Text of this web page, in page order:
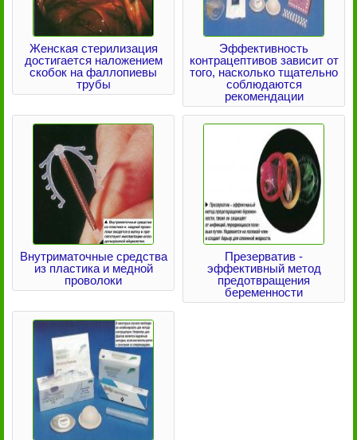
Женская стерилизация
достигается наложением
скобок на фаллопиевы
трубы
Эффективность
контрацептивов зависит от
того, насколько тщательно
соблюдаются
рекомендации
Внутриматочные средства
из пластика и медной
проволоки
Презерватив -
эффективный метод
предотвращения
беременности